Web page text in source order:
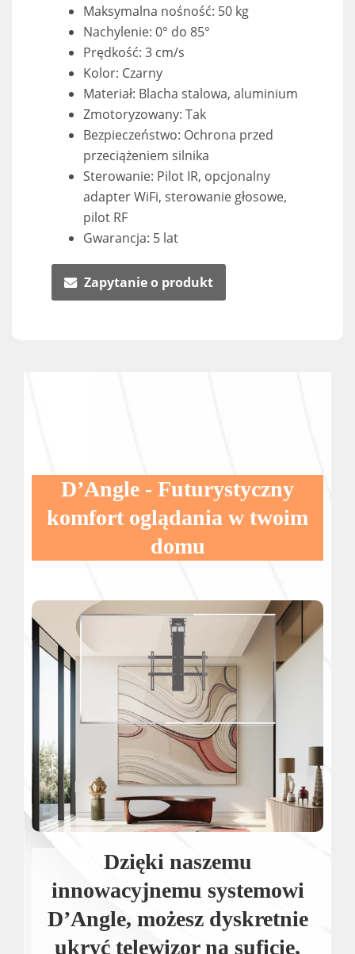
Maksymalna nośność: 50 kg
Nachylenie: 0° do 85°
Prędkość: 3 cm/s
Kolor: Czarny
Materiał: Blacha stalowa, aluminium
Zmotoryzowany: Tak
Bezpieczeństwo: Ochrona przed
przeciążeniem silnika
Sterowanie: Pilot IR, opcjonalny
adapter WiFi, sterowanie głosowe,
pilot RF
Gwarancja: 5 lat
Zapytanie o produkt
D’Angle - Futurystyczny
komfort oglądania w twoim
domu
Dzięki naszemu
innowacyjnemu systemowi
D’Angle, możesz dyskretnie
ukryć telewizor na suficie,